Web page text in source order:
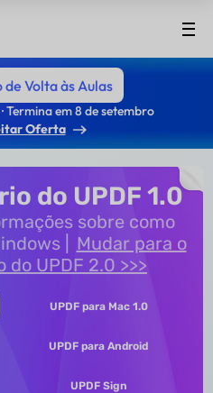
Volta às Aulas
Termina em 8 de setembro
Oferta
do UPDF 1.0
sobre como
Mudar para o
do UPDF 2.0 >>>
UPDF para Mac 1.0
UPDF para Android
UPDF Sign